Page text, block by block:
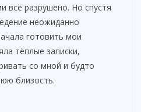
всё разрушено. Но спустя
неожиданно
готовить мои
тёплые записки,
со мной и будто
близость.